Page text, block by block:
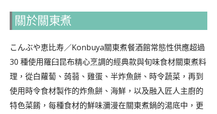
關於關東煮
こんぶや恵比寿／Konbuya關東煮餐酒館常態性供應超過
30 種使用羅臼昆布精心烹調的經典款與旬味食材關東煮料
理，從白蘿蔔、蒟蒻、雞蛋、半炸魚餅、時令蔬菜，再到
使用時令食材製作的炸魚餅、海鮮，以及融入匠人主廚的
特色菜餚，每種食材的鮮味瀰漫在關東煮鍋的湯底中，更